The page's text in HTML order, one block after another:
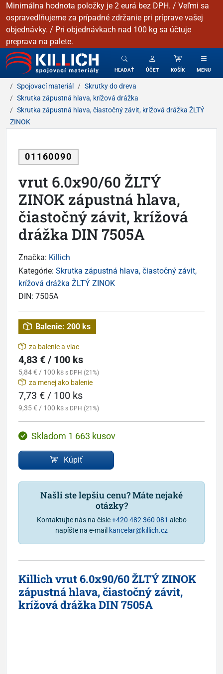
Minimálna hodnota položky je 2 eurá bez DPH. / Veľmi sa
ospravedlňujeme za prípadné zdržanie pri príprave vašej
objednávky. / Pri objednávkach nad 100 kg sa účtuje
preprava na palete.
KILLICH - Spojovacie materiály
HĽADAŤ ÚČET KOŠÍK MENU
Spojovací materiál
Skrutky do dreva
Skrutka zápustná hlava, krížová drážka
Skrutka zápustná hlava, čiastočný závit, krížová drážka ŽLTÝ
ZINOK
01160090
vrut 6.0x90/60 ŽLTÝ
ZINOK zápustná hlava,
čiastočný závit, krížová
drážka DIN 7505A
Značka: Killich
Kategórie: Skrutka zápustná hlava, čiastočný závit,
krížová drážka ŽLTÝ ZINOK
DIN: 7505A
Balenie: 200 ks
za balenie a viac
4,83 € / 100 ks
5,84 € / 100 ks s DPH (21%)
za menej ako balenie
7,73 € / 100 ks
9,35 € / 100 ks s DPH (21%)
Skladom 1 663 kusov
Kúpiť
Našli ste lepšiu cenu? Máte nejaké
otázky?
Kontaktujte nás na čísle+420 482 360 081 alebo
napíšte na e-mail kancelar@killich.cz
Killich vrut 6.0x90/60 ŽLTÝ ZINOK
zápustná hlava, čiastočný závit,
krížová drážka DIN 7505A